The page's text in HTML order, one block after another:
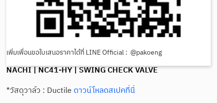
เพิ่มเพื่อนขอใบเสนอราคาได้ที่ LINE Official : @pakoeng
NACHI | NC41-HY | SWING CHECK VALVE
*วัสดุวาล์ว : Ductile ดาวน์โหลดสเปคที่นี่